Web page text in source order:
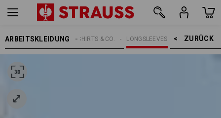
ARBEITSKLEIDUNG ZURÜCK    >
LONGSLEEVES
SHIRTS & CO.
HERREN